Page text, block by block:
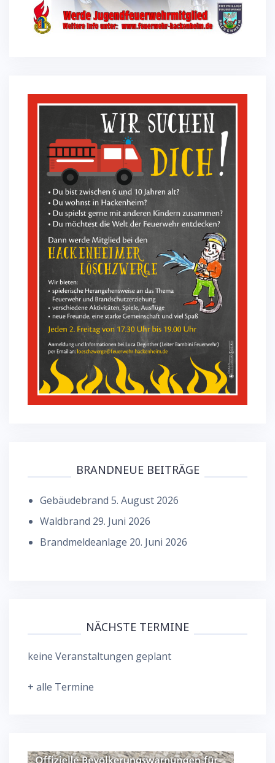
BRANDNEUE BEITRÄGE
Gebäudebrand 5. August 2026
Waldbrand 29. Juni 2026
Brandmeldeanlage 20. Juni 2026
NÄCHSTE TERMINE
keine Veranstaltungen geplant
+ alle Termine